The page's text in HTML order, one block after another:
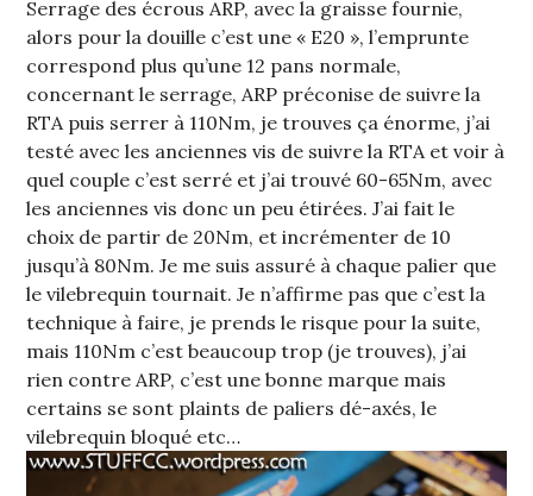
Serrage des écrous ARP, avec la graisse fournie,
alors pour la douille c’est une « E20 », l’emprunte
correspond plus qu’une 12 pans normale,
concernant le serrage, ARP préconise de suivre la
RTA puis serrer à 110Nm, je trouves ça énorme, j’ai
testé avec les anciennes vis de suivre la RTA et voir à
quel couple c’est serré et j’ai trouvé 60-65Nm, avec
les anciennes vis donc un peu étirées. J’ai fait le
choix de partir de 20Nm, et incrémenter de 10
jusqu’à 80Nm. Je me suis assuré à chaque palier que
le vilebrequin tournait. Je n’affirme pas que c’est la
technique à faire, je prends le risque pour la suite,
mais 110Nm c’est beaucoup trop (je trouves), j’ai
rien contre ARP, c’est une bonne marque mais
certains se sont plaints de paliers dé-axés, le
vilebrequin bloqué etc…